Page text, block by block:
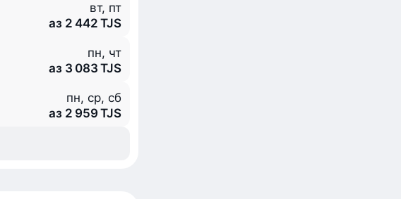
вт, пт
аз 2 442 TJS
пн, чт
аз 3 083 TJS
пн, ср, сб
аз 2 959 TJS